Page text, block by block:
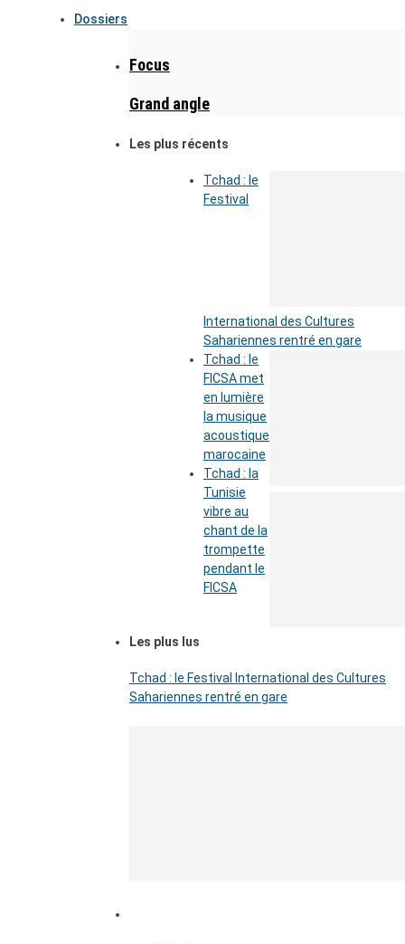
Dossiers
Focus
Grand angle
Les plus récents
Tchad : le
Festival
International des Cultures
Sahariennes rentré en gare
Tchad : le
FICSA met
en lumière
la musique
acoustique
marocaine
Tchad : la
Tunisie
vibre au
chant de la
trompette
pendant le
FICSA
Les plus lus
Tchad : le Festival International des Cultures
Sahariennes rentré en gare